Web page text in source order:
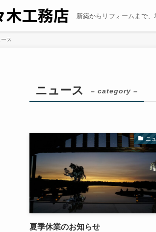
新築からリフォームまで、
ース
ニュース – category –
ニ
夏季休業のお知らせ